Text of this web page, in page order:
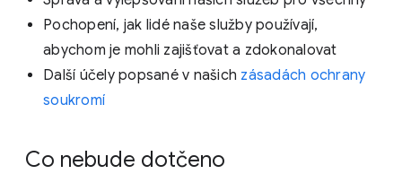
Pochopení, jak lidé naše služby používají,
abychom je mohli zajišťovat a zdokonalovat
Další účely popsané v našich zásadách ochrany
soukromí
Co nebude dotčeno